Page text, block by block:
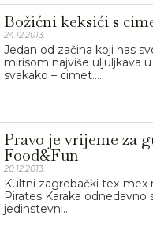
Božićni keksići s
24.12.2013.
Jedan od začina koji nas
mirisom najviše uljuljkava
svakako – cimet....
Pravo je vrijeme za
Food&Fun
20.12.2013.
Kultni zagrebački tex-mex
Pirates Karaka
jedinstevni...